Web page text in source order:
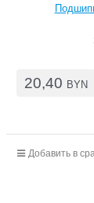
20,40 BYN
Добавить в